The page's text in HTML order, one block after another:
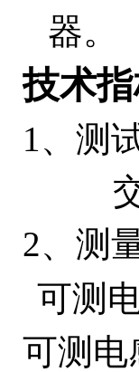
器。
技术
1、测
2、测
可测
可测